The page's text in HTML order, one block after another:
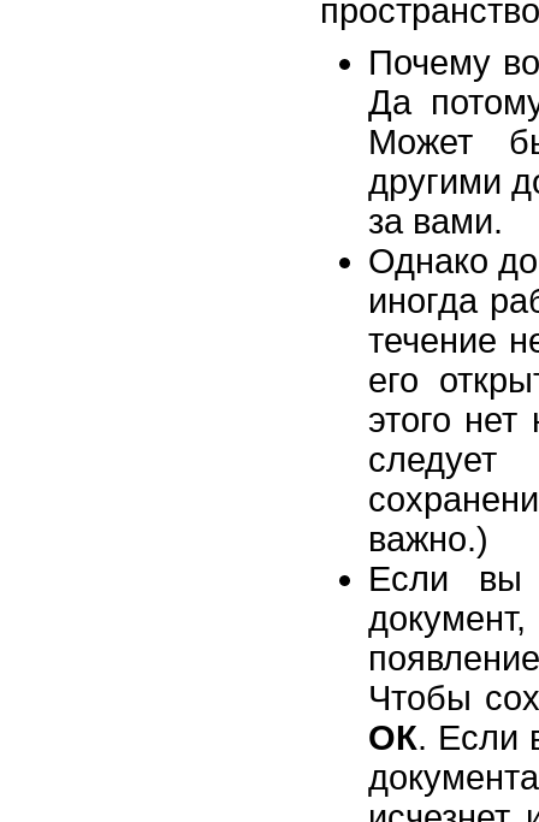
Почему
Да
Может
другими
за вами.
Однако
иногда
течение
его
этого
важно.)
Если вы
Чтобы
ОК. Если